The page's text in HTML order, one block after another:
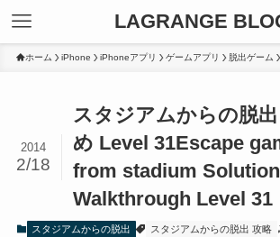
LAGRANGE
ホーム iPhone iPhoneアプリ ゲームアプリ 脱出ゲーム
スタジアムからの脱
め Level 31Escape
from stadium Solution
Walkthrough Level 31
2014
2/18
スタジアムからの脱出 スタジアムからの脱出 攻略